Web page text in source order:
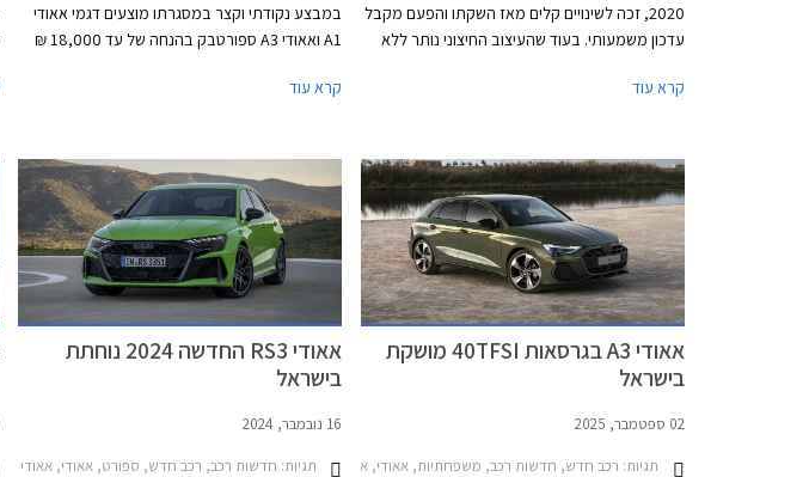
2020, זכה לשינויים קלים מאז השקתו והפעם מקבל
עדכון משמעותי. בעוד שהעיצוב החיצוני נותר ללא
מערכות בטיחות מתקדמות חדשות בדומה לדגמים
RS3.
קרא עוד
במבצע נקודתי וקצר במסגרתו מוצעים דגמי אאודי
A1 ואאודי A3 ספורטבק בהנחה של עד 18,000 ₪
אולמות התצוגה של אאודי ברחבי הארץ בין
קרא עוד
אאודי A3 בגרסאות 40TFSI מושקת
בישראל
02 ספטמבר, 2025
תגיות: רכב חדש, חדשות רכב, משפחתיות, אאודי, אאודי A3 סדאן 2024-2026, אאודי A3 ספורטבק 2024-2026מחירון רכב
אאודי RS3 החדשה 2024 נוחתת
בישראל
16 נובמבר, 2024
תגיות: חדשות רכב, רכב חדש, ספורט, אאודי, אאודי RS3 ספורטבק 2022-2024, אאודי RS3 סדאן 2022-2024, אאודי RS3 סדאן 2024-2026, אאודי RS3 ספורטבק 2024-2026מחירון רכב